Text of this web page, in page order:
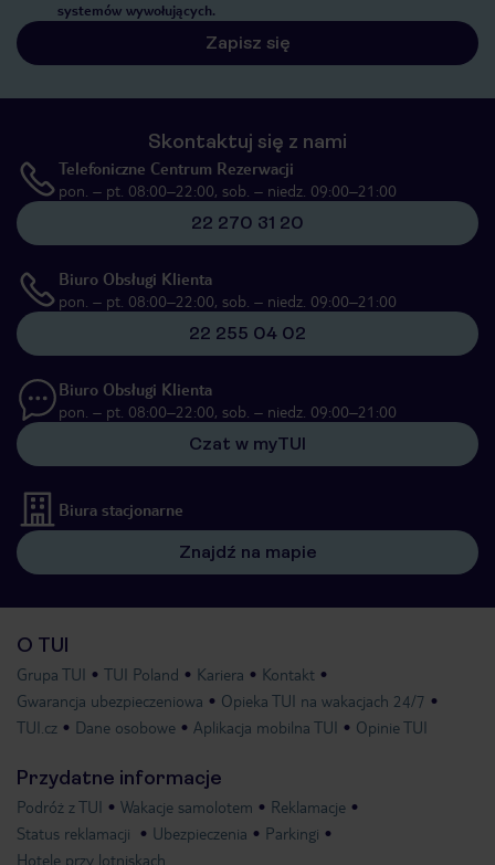
systemów wywołujących.
Zapisz się
Skontaktuj się z nami
Telefoniczne Centrum Rezerwacji
pon. – pt. 08:00–22:00, sob. – niedz. 09:00–21:00
22 270 31 20
Biuro Obsługi Klienta
pon. – pt. 08:00–22:00, sob. – niedz. 09:00–21:00
22 255 04 02
Biuro Obsługi Klienta
pon. – pt. 08:00–22:00, sob. – niedz. 09:00–21:00
Czat w myTUI
Biura stacjonarne
Znajdź na mapie
O TUI
Grupa TUI TUI Poland Kariera
Kontakt
Gwarancja ubezpieczeniowa
Opieka TUI na wakacjach 24/7
TUI.cz
Dane osobowe Aplikacja mobilna TUI Opinie TUI
Przydatne informacje
Podróż z TUI Wakacje samolotem
Reklamacje
Status reklamacji
Ubezpieczenia
Parkingi
Hotele przy lotniskach